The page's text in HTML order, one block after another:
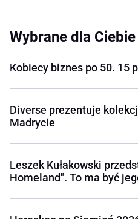
Wybrane dla Ciebie
Kobiecy biznes po 50. 15
Diverse prezentuje
Madrycie
Leszek Kułakowski
Homeland". To ma być